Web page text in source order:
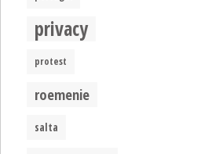
privacy
protest
roemenie
salta